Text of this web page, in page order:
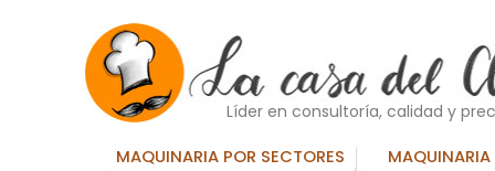
Líder en consultoría, calidad y
MAQUINARIA POR SECTORES
MAQUINARIA